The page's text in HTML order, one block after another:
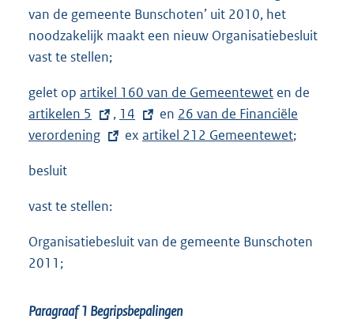
van de gemeente Bunschoten’ uit 2010, het
noodzakelijk maakt een nieuw Organisatiebesluit
vast te stellen;
gelet op artikel 160 van de Gemeentewet en de
l
artikelen 5 , E
x
e
n
14 en E
x
e
n
26 van de Financiële
verordening
ex artikel 212 Gemeentewet;
besluit
vast te stellen:
Organisatiebesluit van de gemeente Bunschoten
2011;
Paragraaf 1 Begripsbepalingen